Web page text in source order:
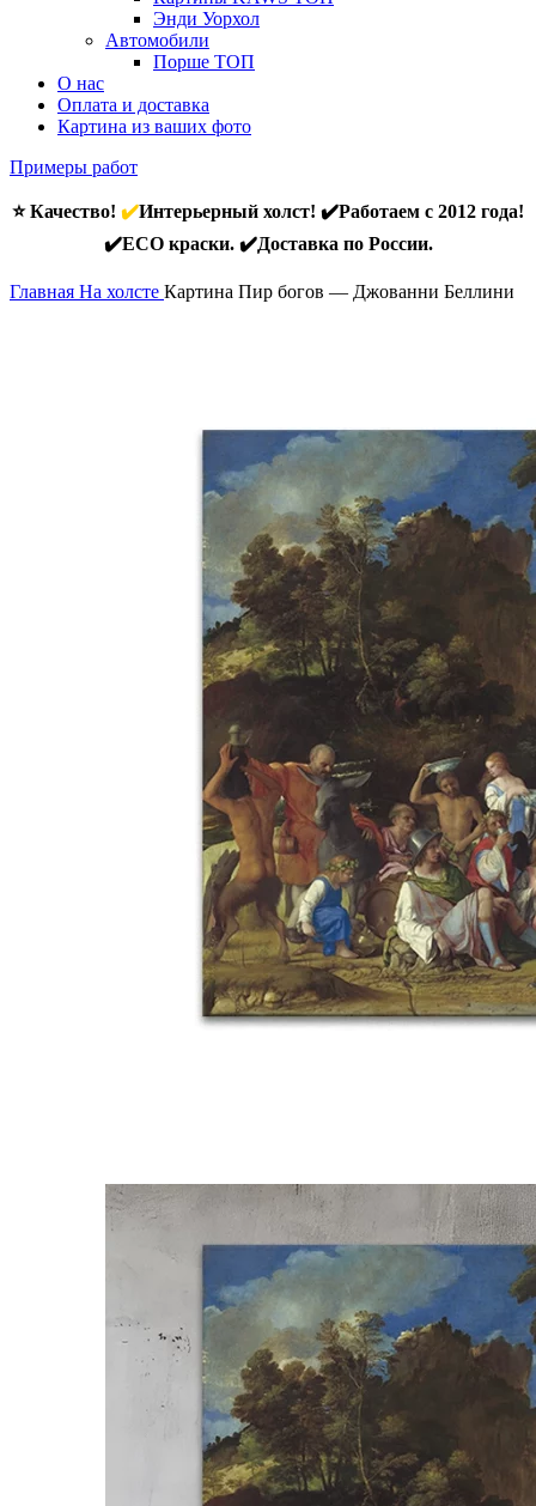
Энди Уорхол
Автомобили
Порше ТОП
О нас
Оплата и доставка
Картина из ваших фото
Примеры работ
⭐ Качество! ✔️Интерьерный холст! ✔️Работаем с 2012 года!
✔️ECO краски. ✔️Доставка по России.
Главная На холсте Картина Пир богов — Джованни Беллини